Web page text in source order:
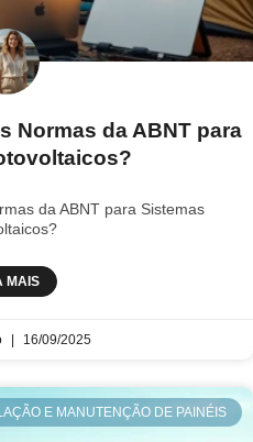
Normas da ABNT para
da ABNT para Sistemas
MAIS
16/09/2025
E MANUTENÇÃO DE PAINÉIS